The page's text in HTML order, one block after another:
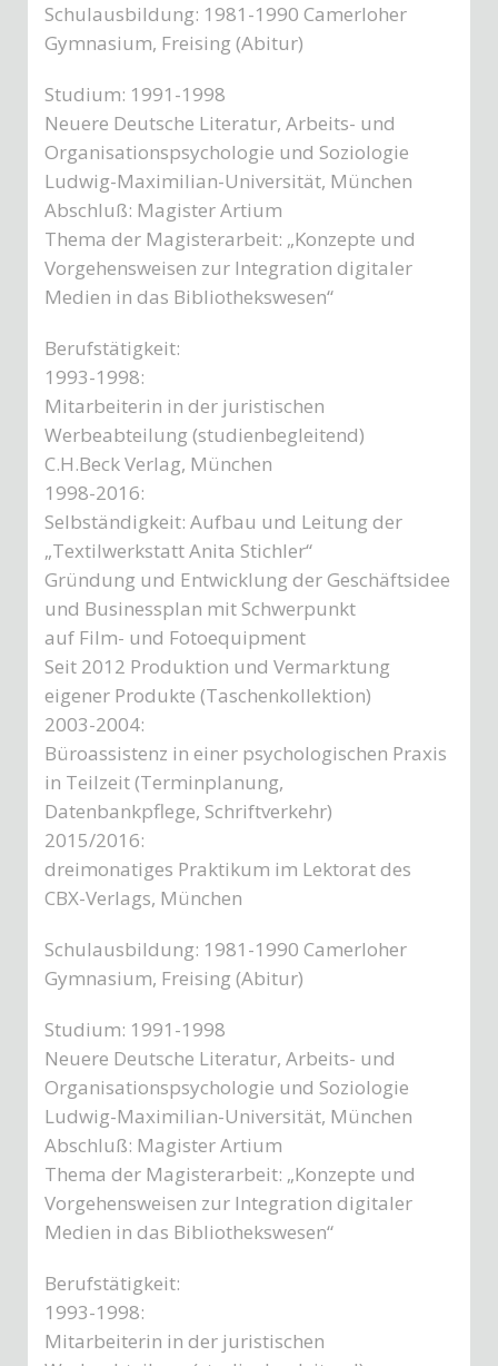
Schulausbildung: 1981-1990 Camerloher
Gymnasium, Freising (Abitur)
Studium: 1991-1998
Neuere Deutsche Literatur, Arbeits- und
Organisationspsychologie und Soziologie
Ludwig-Maximilian-Universität, München
Abschluß: Magister Artium
Thema der Magisterarbeit: „Konzepte und
Vorgehensweisen zur Integration digitaler
Medien in das Bibliothekswesen“
Berufstätigkeit:
1993-1998:
Mitarbeiterin in der juristischen
Werbeabteilung (studienbegleitend)
C.H.Beck Verlag, München
1998-2016:
Selbständigkeit: Aufbau und Leitung der
„Textilwerkstatt Anita Stichler“
Gründung und Entwicklung der Geschäftsidee
und Businessplan mit Schwerpunkt
auf Film- und Fotoequipment
Seit 2012 Produktion und Vermarktung
eigener Produkte (Taschenkollektion)
2003-2004:
Büroassistenz in einer psychologischen Praxis
in Teilzeit (Terminplanung,
Datenbankpflege, Schriftverkehr)
2015/2016:
dreimonatiges Praktikum im Lektorat des
CBX-Verlags, München
Schulausbildung: 1981-1990 Camerloher
Gymnasium, Freising (Abitur)
Studium: 1991-1998
Neuere Deutsche Literatur, Arbeits- und
Organisationspsychologie und Soziologie
Ludwig-Maximilian-Universität, München
Abschluß: Magister Artium
Thema der Magisterarbeit: „Konzepte und
Vorgehensweisen zur Integration digitaler
Medien in das Bibliothekswesen“
Berufstätigkeit:
1993-1998:
Mitarbeiterin in der juristischen